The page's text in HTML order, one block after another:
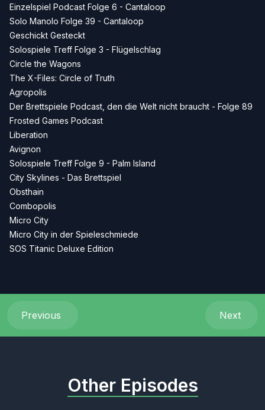
Einzelspiel Podcast Folge 6 - Cantaloop
Solo Manolo Folge 39 - Cantaloop
Geschickt Gesteckt
Solospiele Treff Folge 3 - Flügelschlag
Circle the Wagons
The X-Files: Circle of Truth
Agropolis
Der Brettspiele Podcast, den die Welt nicht braucht - Folge 89
Frosted Games Podcast
Liberation
Avignon
Solospiele Treff Folge 9 - Palm Island
City Skylines - Das Brettspiel
Obsthain
Combopolis
Micro City
Micro City in der Spieleschmiede
SOS Titanic Deluxe Edition
Previous Next
Other Episodes